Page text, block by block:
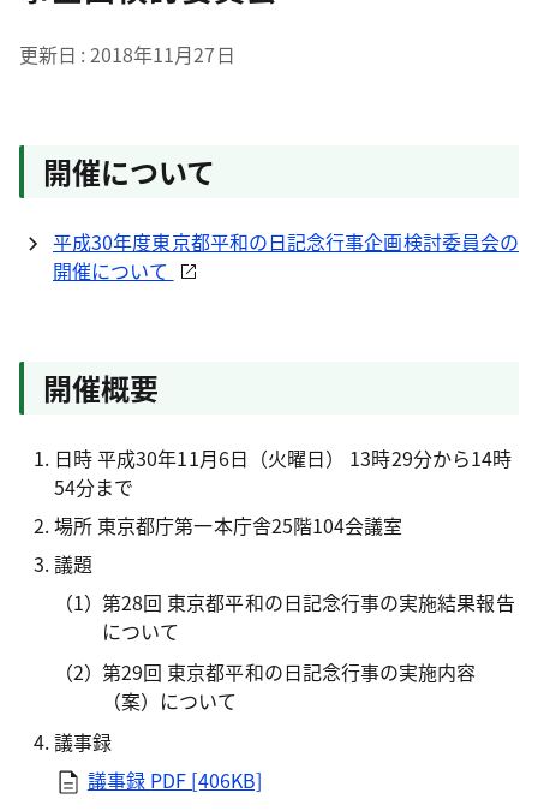
更新日 2018年11月27日
開催について
平成30年度東京都平和の日記念行事企画検討委員会の
開催について
開催概要
日時 平成30年11月6日（火曜日） 13時29分から14時
54分まで
場所 東京都庁第一本庁舎25階104会議室
議題
第28回 東京都平和の日記念行事の実施結果報告
について
第29回 東京都平和の日記念行事の実施内容
（案）について
議事録
議事録 PDF [406KB]